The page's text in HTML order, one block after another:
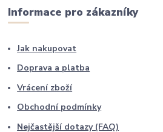
Informace pro zákazníky
Jak nakupovat
Doprava a platba
Vrácení zboží
Obchodní podmínky
Nejčastější dotazy (FAQ)